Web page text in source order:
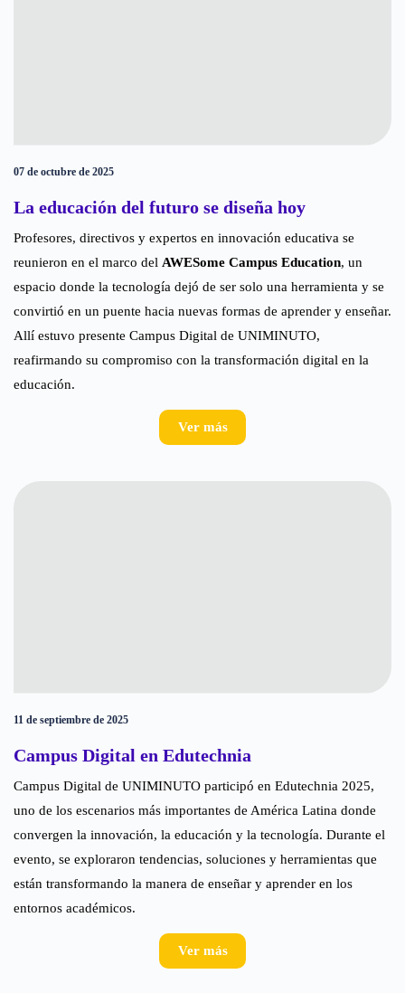
07 de octubre de 2025
La educación del futuro se diseña hoy
Profesores, directivos y expertos en innovación educativa se
reunieron en el marco del AWESome Campus Education, un
espacio donde la tecnología dejó de ser solo una herramienta y se
convirtió en un puente hacia nuevas formas de aprender y enseñar.
Allí estuvo presente Campus Digital de UNIMINUTO,
reafirmando su compromiso con la transformación digital en la
educación.
Ver más
11 de septiembre de 2025
Campus Digital en Edutechnia
Campus Digital de UNIMINUTO participó en Edutechnia 2025,
uno de los escenarios más importantes de América Latina donde
convergen la innovación, la educación y la tecnología. Durante el
evento, se exploraron tendencias, soluciones y herramientas que
están transformando la manera de enseñar y aprender en los
entornos académicos.
Ver más